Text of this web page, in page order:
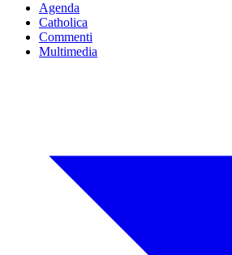
Agenda
Catholica
Commenti
Multimedia